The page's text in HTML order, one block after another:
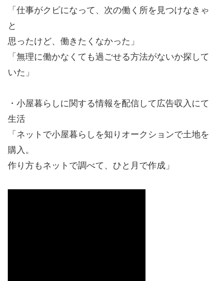
「仕事がクビになって、次の働く所を見つけなきゃ
と
思ったけど、働きたくなかった」
「無理に働かなくても過ごせる方法がないか探して
いた」
・小屋暮らしに関する情報を配信して広告収入にて
生活
「ネットで小屋暮らしを知りオークションで土地を
購入。
作り方もネットで調べて、ひと月で作成」